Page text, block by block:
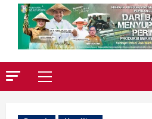
Primary